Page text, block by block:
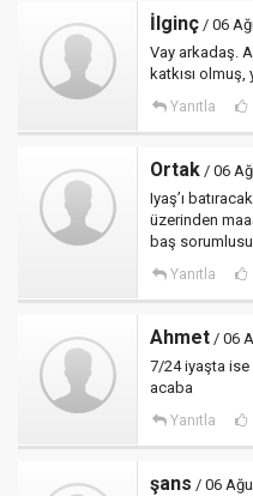
İlginç / 06
Vay arkadaş.
katkısı
Yanıtla
Ortak / 06
Iyaş’ı
üzerinden
baş
Yanıtla
Ahmet / 06
7/24 iyaşta ise
acaba
Yanıtla
şans / 06